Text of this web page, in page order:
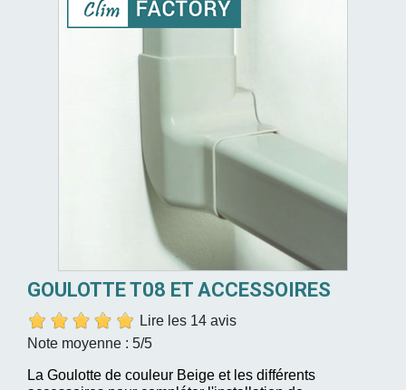
GOULOTTE T08 ET ACCESSOIRES
Lire les 14 avis
Note moyenne : 5/5
La Goulotte de couleur Beige et les différents